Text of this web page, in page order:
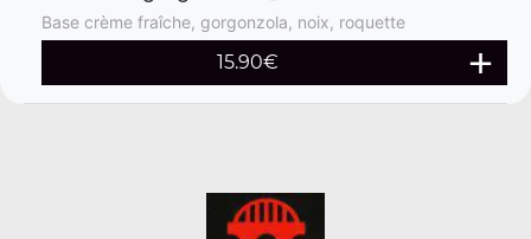
Base crème fraîche, gorgonzola, noix, roquette
15.90€